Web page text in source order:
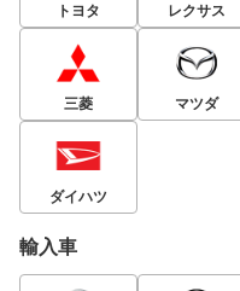
トヨタ レクサス
三菱 マツダ
ダイハツ
輸入車